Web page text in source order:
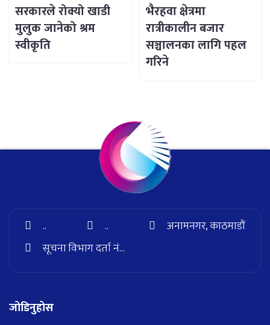
सरकारले रोक्यो खाडी
मुलुक जानेको श्रम
स्वीकृति
भैरहवा क्षेत्रमा
रात्रीकालीन बजार
सञ्चालनका लागि पहल
गरिने
.. ..
अनामनगर, काठमाडौं
सूचना विभाग दर्ता नं...
जोडिनुहोस